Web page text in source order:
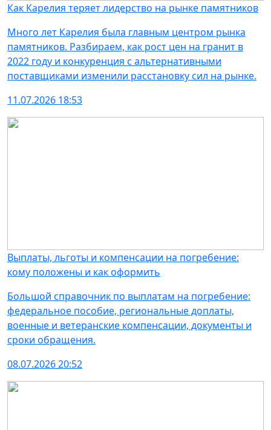
Как Карелия теряет лидерство на рынке памятников
Много лет Карелия была главным центром рынка
памятников. Разбираем, как рост цен на гранит в
2022 году и конкуренция с альтернативными
поставщиками изменили расстановку сил на рынке.
11.07.2026 18:53
Выплаты, льготы и компенсации на погребение:
кому положены и как оформить
Большой справочник по выплатам на погребение:
федеральное пособие, региональные доплаты,
военные и ветеранские компенсации, документы и
сроки обращения.
08.07.2026 20:52